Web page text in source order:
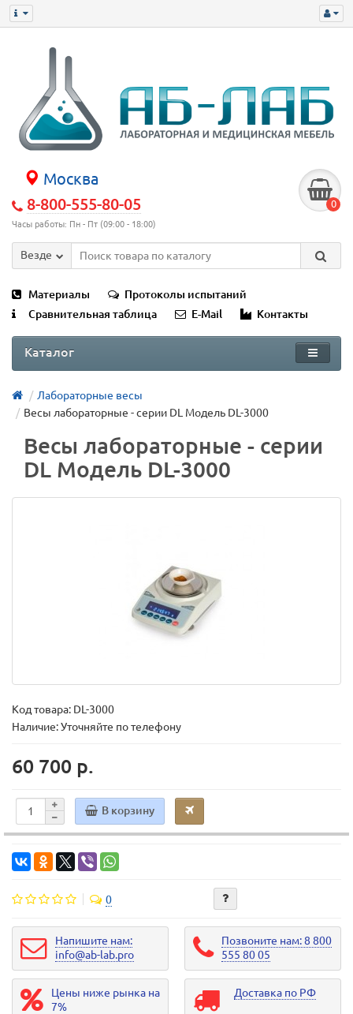
Москва
8-800-555-80-05
Часы работы: Пн - Пт (09:00 - 18:00)
0
Везде
Материалы
Протоколы испытаний
Сравнительная таблица
E-Mail Контакты
Каталог
Лабораторные весы
Весы лабораторные - серии DL Модель DL-3000
Весы лабораторные - серии
DL Модель DL-3000
Код товара: DL-3000
Наличие: Уточняйте по телефону
60 700 р.
В корзину
0
Напишите нам:
info@ab-lab.pro
Позвоните нам: 8 800
555 80 05
Цены ниже рынка на
7%
Доставка по РФ